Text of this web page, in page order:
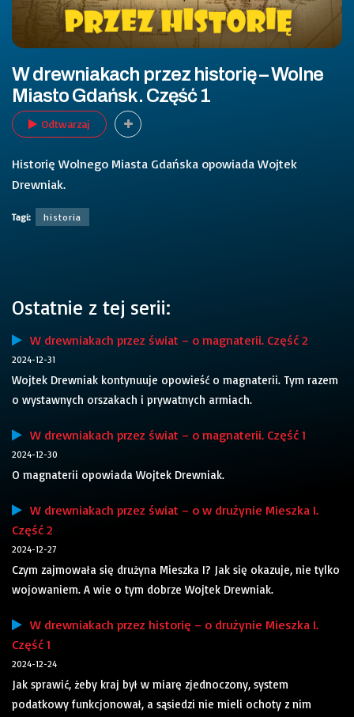
W drewniakach przez historię – Wolne
Miasto Gdańsk. Część 1
Odtwarzaj
Historię Wolnego Miasta Gdańska opowiada Wojtek
Drewniak.
Tagi: historia
Ostatnie z tej serii:
W drewniakach przez świat – o magnaterii. Część 2
2024-12-31
Wojtek Drewniak kontynuuje opowieść o magnaterii. Tym razem
o wystawnych orszakach i prywatnych armiach.
W drewniakach przez świat – o magnaterii. Część 1
2024-12-30
O magnaterii opowiada Wojtek Drewniak.
W drewniakach przez świat – o w drużynie Mieszka I.
Część 2
2024-12-27
Czym zajmowała się drużyna Mieszka I? Jak się okazuje, nie tylko
wojowaniem. A wie o tym dobrze Wojtek Drewniak.
W drewniakach przez historię – o drużynie Mieszka I.
Część 1
2024-12-24
Jak sprawić, żeby kraj był w miarę zjednoczony, system
podatkowy funkcjonował, a sąsiedzi nie mieli ochoty z nim